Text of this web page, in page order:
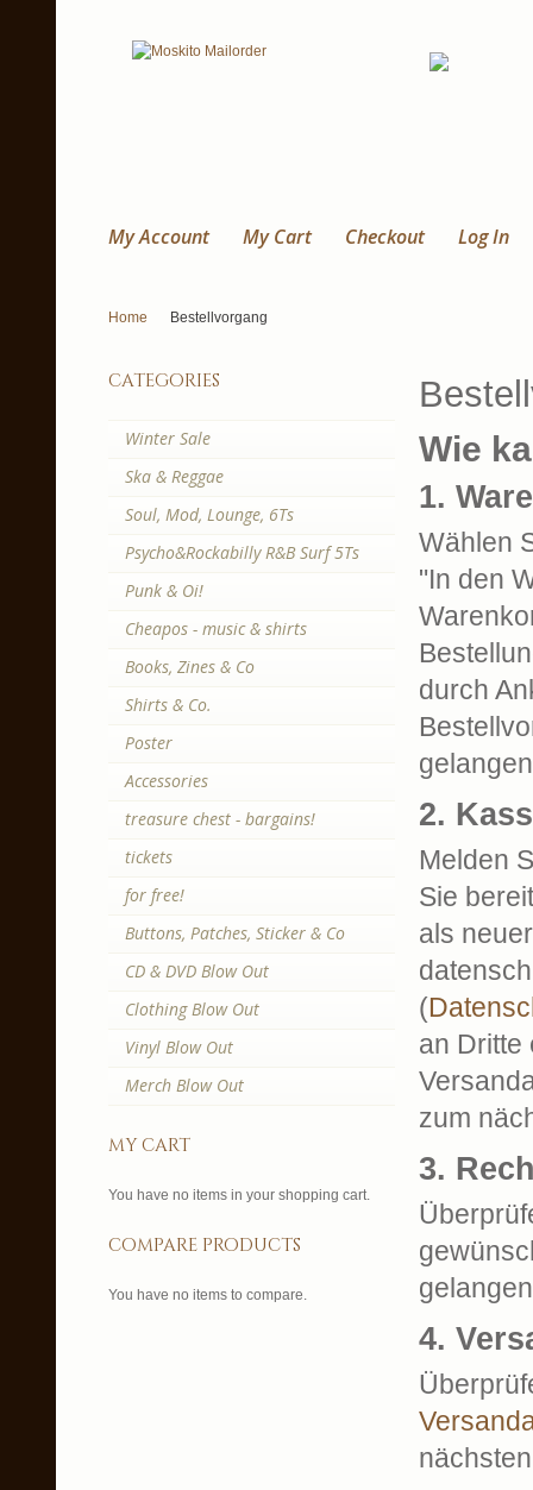
My Account My Cart Checkout Log In
Home Bestellvorgang
Wie
1.
Wählen
"In den
durch
2.
Melden
Sie
als
(
an Dritte
zum
3.
4.
categories
Winter Sale
Ska & Reggae
Soul, Mod, Lounge, 6Ts
Psycho&Rockabilly R&B Surf 5Ts
Punk & Oi!
Cheapos - music & shirts
Books, Zines & Co
Shirts & Co.
Poster
Accessories
treasure chest - bargains!
tickets
for free!
Buttons, Patches, Sticker & Co
CD & DVD Blow Out
Clothing Blow Out
Vinyl Blow Out
Merch Blow Out
my cart
You have no items in your shopping cart.
compare products
You have no items to compare.